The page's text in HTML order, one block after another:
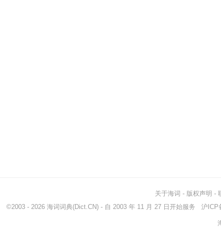
关于海词 - 版权声明 -
©2003 - 2026 海词词典(Dict.CN) - 自 2003 年 11 月 27 日开始服务 沪ICP